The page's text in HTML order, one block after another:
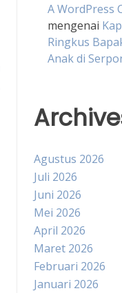
A WordPress
mengenai
Ringkus
Anak di
Agustus 2026
Juli 2026
Juni 2026
Mei 2026
April 2026
Maret 2026
Februari 2026
Januari 2026